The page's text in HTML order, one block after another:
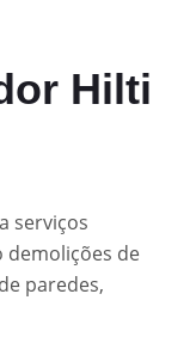
Hilti
serviços
de
paredes,